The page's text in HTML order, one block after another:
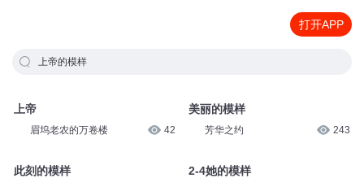
打开APP
上帝的模样
上帝
眉坞老农的万卷楼 42
此刻的模样
美丽的模样
芳华之约 243
2-4她的模样